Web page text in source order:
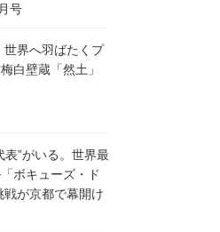
号
世界へ羽ばたくプ
白壁蔵「然土」
表”がいる。世界最
ボキューズ・ド
が京都で幕開け